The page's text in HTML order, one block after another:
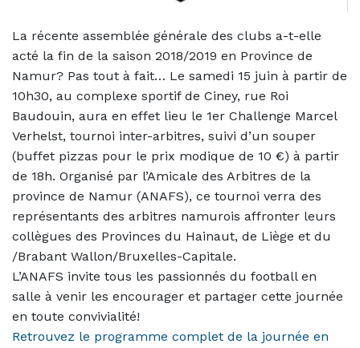
La récente assemblée générale des clubs a-t-elle
acté la fin de la saison 2018/2019 en Province de
Namur? Pas tout à fait… Le samedi 15 juin à partir de
10h30, au complexe sportif de Ciney, rue Roi
Baudouin, aura en effet lieu le 1er Challenge Marcel
Verhelst, tournoi inter-arbitres, suivi d’un souper
(buffet pizzas pour le prix modique de 10 €) à partir
de 18h. Organisé par l’Amicale des Arbitres de la
province de Namur (ANAFS), ce tournoi verra des
représentants des arbitres namurois affronter leurs
collègues des Provinces du Hainaut, de Liège et du
/Brabant Wallon/Bruxelles-Capitale.
L’ANAFS invite tous les passionnés du football en
salle à venir les encourager et partager cette journée
en toute convivialité!
Retrouvez le programme complet de la journée en